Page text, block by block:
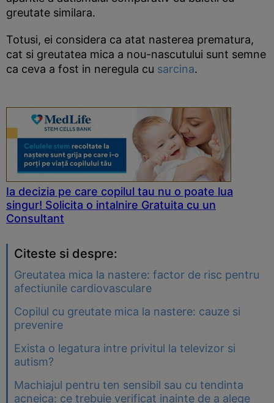
greutate similara.
Totusi, ei considera ca atat nasterea prematura,
cat si greutatea mica a nou-nascutului sunt semne
ca ceva a fost in neregula cu sarcina.
Ia decizia pe care copilul tau nu o poate lua
singur! Solicita o intalnire Gratuita cu un
Consultant
Citeste si despre:
Greutatea mica la nastere: factor de risc pentru
afectiunile cardiovasculare
Copilul cu greutate mica la nastere: cauze si
prevenire
Exista o legatura intre privitul la televizor si
autism?
Machiajul pentru ten sensibil sau cu tendinta
acneica: ce trebuie verificat inainte de a alege